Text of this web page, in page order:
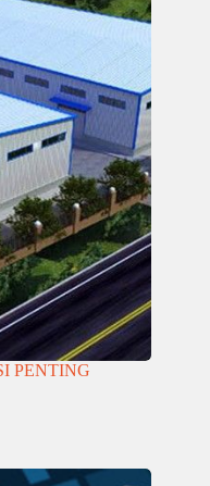
PENTING